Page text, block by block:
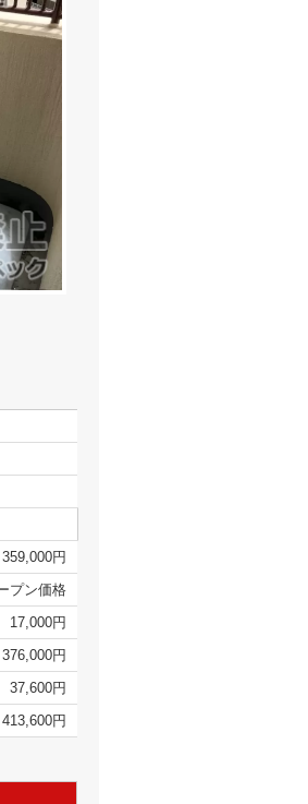
359,000円
プン価格
17,000円
376,000円
37,600円
413,600円